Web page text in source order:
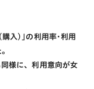
入)｣の利用率･利用
様に、利用意向が女